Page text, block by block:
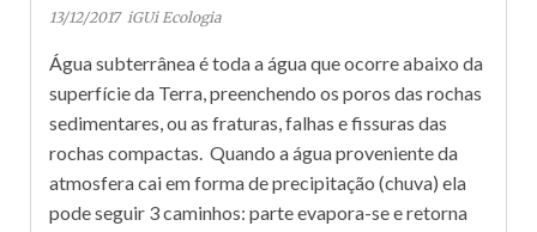
13/12/2017 iGUi Ecologia
Água subterrânea é toda a água que ocorre abaixo da
superfície da Terra, preenchendo os poros das rochas
sedimentares, ou as fraturas, falhas e fissuras das
rochas compactas. Quando a água proveniente da
atmosfera cai em forma de precipitação (chuva) ela
pode seguir 3 caminhos: parte evapora-se e retorna